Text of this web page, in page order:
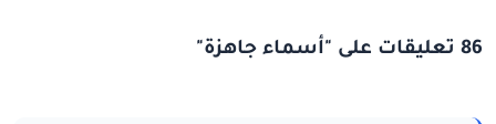
86 تعليقات على "أسماء جاهزة"